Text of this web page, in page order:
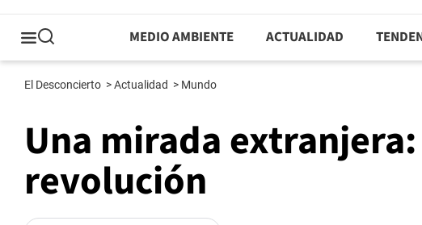
MEDIO AMBIENTE ACTUALIDAD
El Desconcierto >Actualidad > Mundo
Una mirada extranjera:
revolución